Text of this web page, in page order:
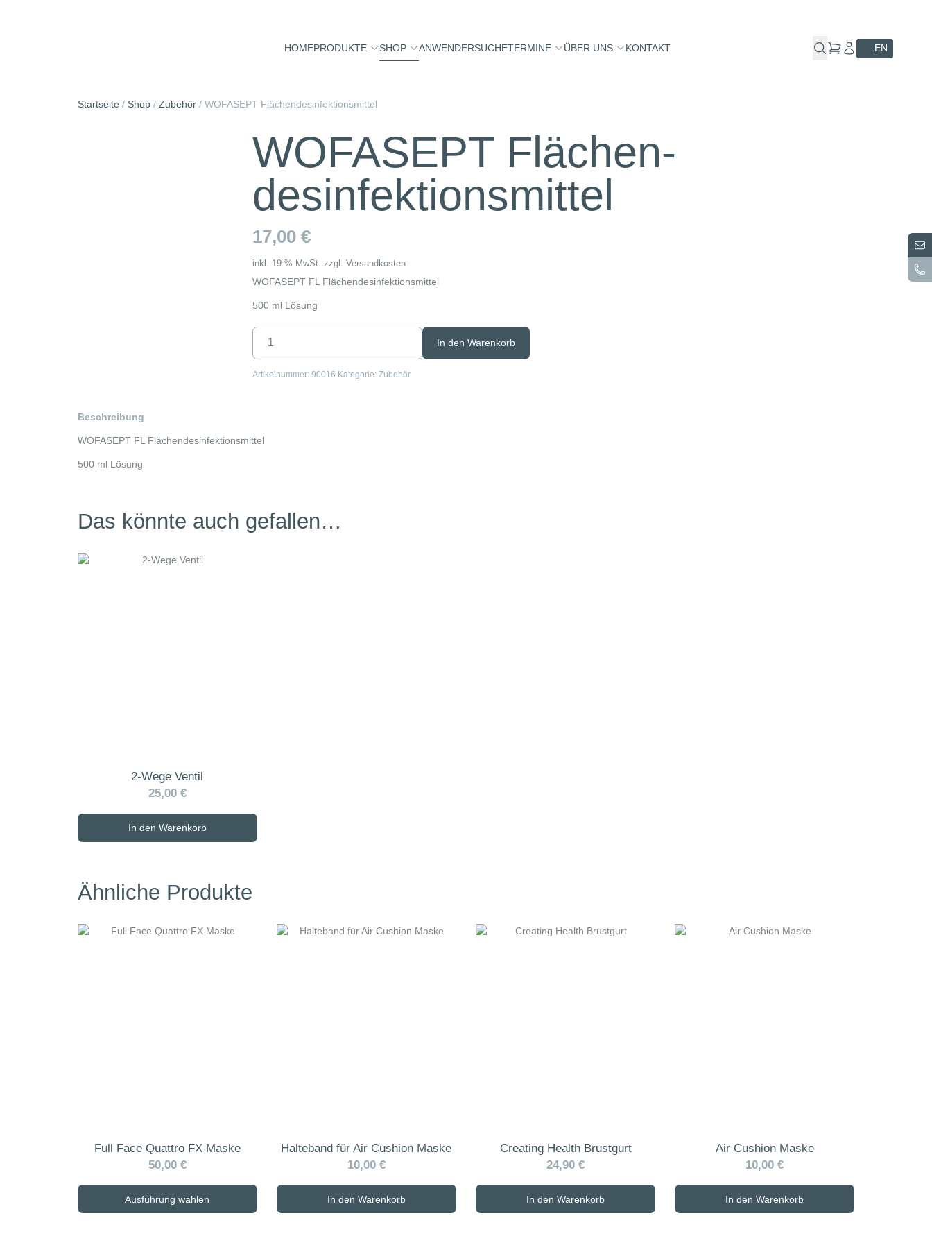
HOMEPRODUKTE SHOP ANWENDERSUCHETERMINE ÜBER UNS KONTAKT EN
Startseite / Shop/ Zubehör/ WOFASEPT Flächen­desinfektions­mittel
WOFASEPT Flächen­
desinfektions­mittel
17,00 €
inkl. 19 % MwSt. zzgl. Versandkosten
WOFASEPT FL Flächendesinfektionsmittel
500 ml Lösung
WOFASEPT
Flächen­
desinfektions­
mittel
In den Warenkorb
Artikelnummer: 90016 Kategorie: Zubehör
Beschreibung
WOFASEPT FL Flächendesinfektionsmittel
500 ml Lösung
Das könnte auch gefallen…
2-Wege Ventil
25,00 €
In den Warenkorb
Ähnliche Produkte
Full Face Quattro FX Maske
50,00 €
Ausführung wählen
Dieses
Halteband für Air Cushion Maske
10,00 €
In den Warenkorb
Creating Health Brustgurt
24,90 €
In den Warenkorb
Air Cushion Maske
10,00 €
In den Warenkorb